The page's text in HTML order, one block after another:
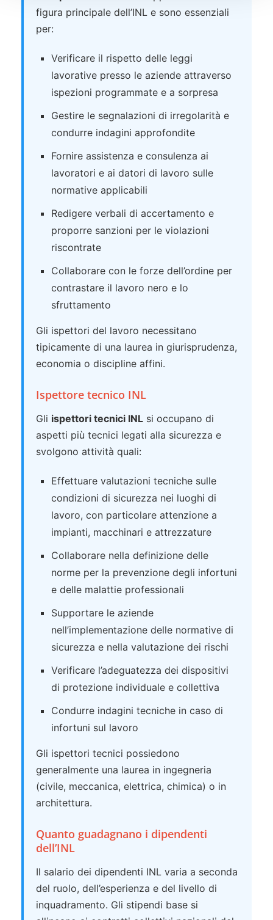
figura principale dell’INL e sono essenziali
per:
Verificare il rispetto delle leggi
lavorative presso le aziende attraverso
ispezioni programmate e a sorpresa
Gestire le segnalazioni di irregolarità e
condurre indagini approfondite
Fornire assistenza e consulenza ai
lavoratori e ai datori di lavoro sulle
normative applicabili
Redigere verbali di accertamento e
proporre sanzioni per le violazioni
riscontrate
Collaborare con le forze dell’ordine per
contrastare il lavoro nero e lo
sfruttamento
Gli ispettori del lavoro necessitano
tipicamente di una laurea in giurisprudenza,
economia o discipline affini.
Ispettore tecnico INL
Gli ispettori tecnici INL si occupano di
aspetti più tecnici legati alla sicurezza e
svolgono attività quali:
Effettuare valutazioni tecniche sulle
condizioni di sicurezza nei luoghi di
lavoro, con particolare attenzione a
impianti, macchinari e attrezzature
Collaborare nella definizione delle
norme per la prevenzione degli infortuni
e delle malattie professionali
Supportare le aziende
nell’implementazione delle normative di
sicurezza e nella valutazione dei rischi
Verificare l’adeguatezza dei dispositivi
di protezione individuale e collettiva
Condurre indagini tecniche in caso di
infortuni sul lavoro
Gli ispettori tecnici possiedono
generalmente una laurea in ingegneria
(civile, meccanica, elettrica, chimica) o in
architettura.
Quanto guadagnano i dipendenti
dell’INL
Il salario dei dipendenti INL varia a seconda
del ruolo, dell’esperienza e del livello di
inquadramento. Gli stipendi base si